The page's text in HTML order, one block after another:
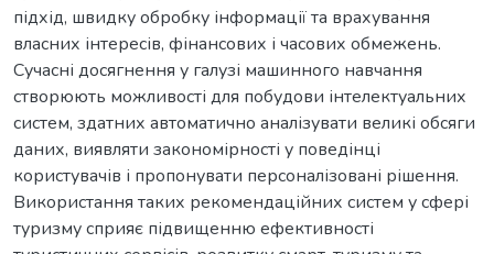
підхід, швидку обробку інформації та врахування
власних інтересів, фінансових і часових обмежень.
Сучасні досягнення у галузі машинного навчання
створюють можливості для побудови інтелектуальних
систем, здатних автоматично аналізувати великі обсяги
даних, виявляти закономірності у поведінці
користувачів і пропонувати персоналізовані рішення.
Використання таких рекомендаційних систем у сфері
туризму сприяє підвищенню ефективності